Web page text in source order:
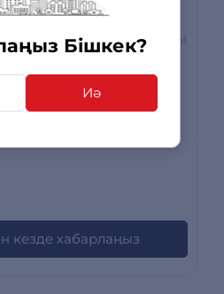
Бішкек?
Иә
Gorenje тоңазытқышы
NRK41814W4I
кезде хабарлаңыз